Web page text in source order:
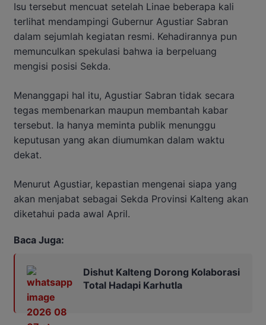
Isu tersebut mencuat setelah Linae beberapa kali
terlihat mendampingi Gubernur Agustiar Sabran
dalam sejumlah kegiatan resmi. Kehadirannya pun
memunculkan spekulasi bahwa ia berpeluang
mengisi posisi Sekda.
Menanggapi hal itu, Agustiar Sabran tidak secara
tegas membenarkan maupun membantah kabar
tersebut. Ia hanya meminta publik menunggu
keputusan yang akan diumumkan dalam waktu
dekat.
Menurut Agustiar, kepastian mengenai siapa yang
akan menjabat sebagai Sekda Provinsi Kalteng akan
diketahui pada awal April.
Baca Juga:
Dishut Kalteng Dorong Kolaborasi
Total Hadapi Karhutla